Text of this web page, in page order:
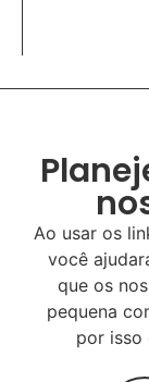
Ao usar os
você
que os
pequena
por isso